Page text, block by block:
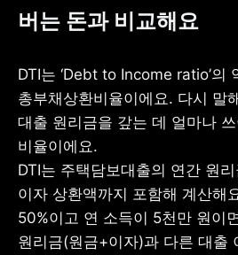
버는 돈과 비교해요
DTI는 ‘Debt to Income ratio’의
총부채상환비율이에요. 다시 말
대출 원리금을 갚는 데 얼마나
비율이에요.
DTI는 주택담보대출의 연간 원
이자 상환액까지 포함해 계산해
50%이고 연 소득이 5천만 원이
원리금(원금+이자)과 다른 대출